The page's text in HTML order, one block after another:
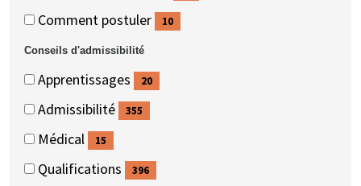
(12Comment postuler
(10
10
Conseils d'admissibilité
Conseils
d'admissibilité
Conseils
d'admissibilité
Apprentissages
(20
20
Admissibilité
(355
355
Médical
(15
15
Qualifications
396